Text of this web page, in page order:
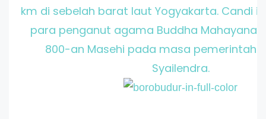
km di sebelah barat laut Yogyakarta. Candi
para penganut agama Buddha Mahayana
800-an Masehi pada masa
Syailendra.